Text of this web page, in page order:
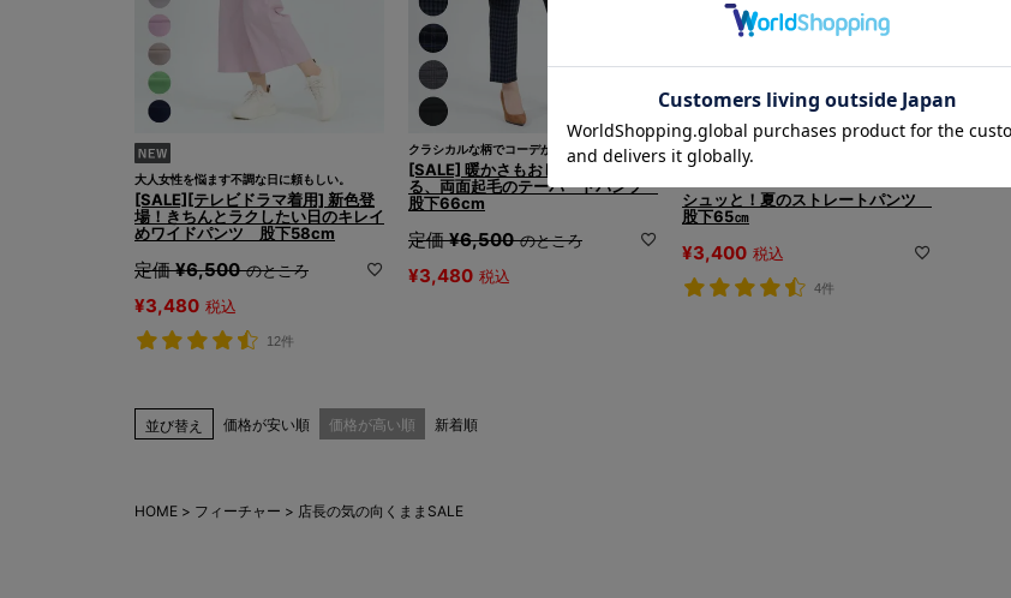
大人女性を悩ます不調な日に頼もしい。
[SALE][テレビドラマ着用] 新色登
場！きちんとラクしたい日のキレイ
めワイドパンツ 股下58cm
定価 ¥6,500 のところ
¥3,480 税込
12件
クラシカルな柄でコーデが華やぐ
[SALE] 暖かさもおしゃれもかなえ
る、両面起毛のテーパードパンツ
股下66cm
定価 ¥6,500 のところ
¥3,480 税込
シュッと！夏のストレートパンツ
股下65㎝
¥3,400 税込
4件
並び替え 価格が安い順 価格が高い順 新着順
HOME フィーチャー 店長の気の向くままSALE